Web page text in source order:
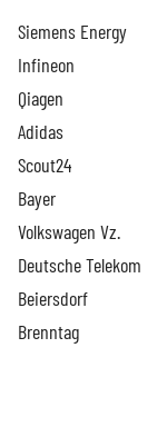
Siemens Energy
Infineon
Qiagen
Adidas
Scout24
Bayer
Volkswagen Vz.
Deutsche Telekom
Beiersdorf
Brenntag